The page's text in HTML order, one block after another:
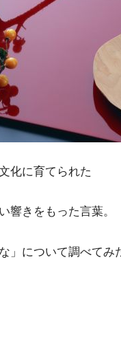
化に育てられた
響きをもった言葉。
」について調べてみ